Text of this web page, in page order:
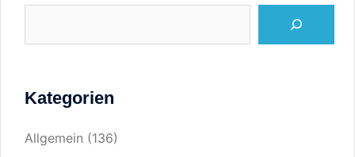
Kategorien
Allgemein (136)